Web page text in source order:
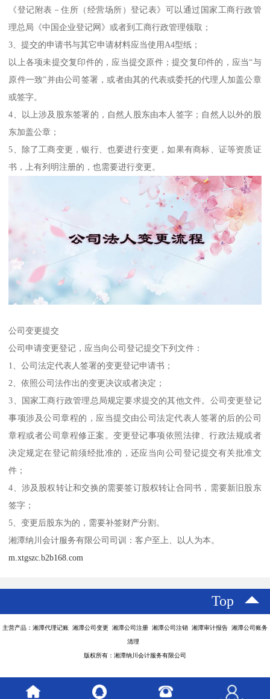
《登记附表－住所（经营场所）登记表》可以通过国家工商行政管
理总局《中国企业登记网》或者到工商行政管理领取；
3、提交的申请书与其它申请材料应当使用A4型纸；
以上各项未提交复印件的，应当提交原件；提交复印件的，应当“与
原件一致”并由公司签署，或者由其的代表或委托的代理人加盖公章
或签字。
4、以上涉及股东签署的，自然人股东由本人签字；自然人以外的股
东加盖公章；
5、除了工商变更，银行、也要进行变更，如果有商标、证等资质证
书，上有列明注册的，也需要进行变更。
公司变更提交
公司申请变更登记，应当向公司登记提交下列文件：
1、公司法定代表人签署的变更登记申请书；
2、依照公司法作出的变更决议或者决定；
3、国家工商行政管理总局规定要求提交的其他文件。公司变更登记
事项涉及公司章程的，应当提交由公司法定代表人签署的后的公司
章程或者公司章程修正案。变更登记事项依照法律、行政法规或者
决定规定在登记前须经批准的，还应当向公司登记提交有关批准文
件；
4、涉及股权转让和交换的需要签订股权转让合同书，需要新旧股东
签字；
5、变更后股东为的，需要补签财产分割。
湘潭纳川会计服务有限公司司训：客户至上、以人为本。
m.xtgszc.b2b168.com
Top
主营产品：湘潭代理记账 湘潭公司变更 湘潭公司注册 湘潭公司注销 湘潭审计报告 湘潭公司账务
清理
版权所有：湘潭纳川会计服务有限公司